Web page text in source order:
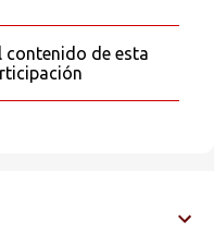
contenido de esta